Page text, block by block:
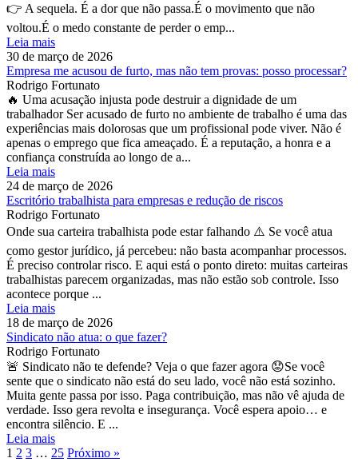
👉 A sequela. É a dor que não passa.É o movimento que não
voltou.É o medo constante de perder o emp...
Leia mais
30 de março de 2026
Empresa me acusou de furto, mas não tem provas: posso processar?
Rodrigo Fortunato
🔥 Uma acusação injusta pode destruir a dignidade de um
trabalhador Ser acusado de furto no ambiente de trabalho é uma das
experiências mais dolorosas que um profissional pode viver. Não é
apenas o emprego que fica ameaçado. É a reputação, a honra e a
confiança construída ao longo de a...
Leia mais
24 de março de 2026
Escritório trabalhista para empresas e redução de riscos
Rodrigo Fortunato
Onde sua carteira trabalhista pode estar falhando ⚠️ Se você atua
como gestor jurídico, já percebeu: não basta acompanhar processos.
É preciso controlar risco. E aqui está o ponto direto: muitas carteiras
trabalhistas parecem organizadas, mas não estão sob controle. Isso
acontece porque ...
Leia mais
18 de março de 2026
Sindicato não atua: o que fazer?
Rodrigo Fortunato
🚨 Sindicato não te defende? Veja o que fazer agora 😟Se você
sente que o sindicato não está do seu lado, você não está sozinho.
Muita gente passa por isso. Paga contribuição, mas não vê ajuda de
verdade. Isso gera revolta e insegurança. Você espera apoio… e
encontra silêncio. E ...
Leia mais
1 2 3 … 25 Próximo »